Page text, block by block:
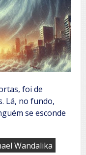
foi de
Lá, no fundo,
se esconde
Wandalika